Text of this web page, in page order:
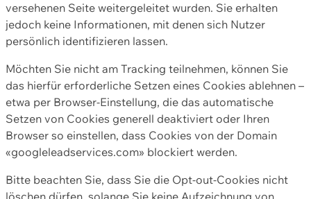
versehenen Seite weitergeleitet wurden. Sie erhalten
jedoch keine Informationen, mit denen sich Nutzer
persönlich identifizieren lassen.
Möchten Sie nicht am Tracking teilnehmen, können Sie
das hierfür erforderliche Setzen eines Cookies ablehnen –
etwa per Browser-Einstellung, die das automatische
Setzen von Cookies generell deaktiviert oder Ihren
Browser so einstellen, dass Cookies von der Domain
«googleleadservices.com» blockiert werden.
Bitte beachten Sie, dass Sie die Opt-out-Cookies nicht